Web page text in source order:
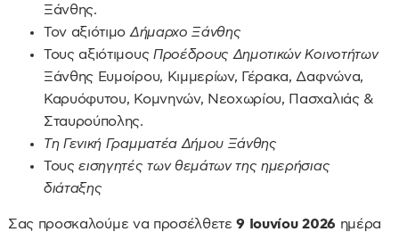
Ξάνθης.
Τον αξιότιμο Δήμαρχο Ξάνθης
Τους αξιότιμους Προέδρους Δημοτικών Κοινοτήτων
Ξάνθης Ευμοίρου, Κιμμερίων, Γέρακα, Δαφνώνα,
Καρυόφυτου, Κομνηνών, Νεοχωρίου, Πασχαλιάς &
Σταυρούπολης.
Τη Γενική Γραμματέα Δήμου Ξάνθης
Τουςεισηγητές των θεμάτων της ημερήσιας
διάταξης
Σας προσκαλούμε να προσέλθετε9 Ιουνίου 2026 ημέρα